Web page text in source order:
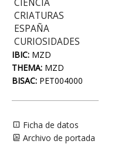
CIENCIA
CRIATURAS
ESPAÑA
CURIOSIDADES
IBIC: MZD
THEMA: MZD
BISAC: PET004000
Ficha de datos
Archivo de portada